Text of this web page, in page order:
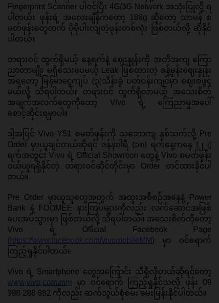
Fingerprint Scanner ပါဝင်ပြီး 4G/3G Network အသုံးပြုလို့ ရ
ပါတယ်။ ဖုန်းရဲ့ အလေးချိန်ကတော့ 188g ဆိုတော့ သာမန် စ
မတ်ဖုန်းတွေထက် ပိုမိုပါးလျတဲ့ဖုန်းတစ်လုံး ဖြစ်တယ်လို့ ဆိုနိုင်
ပါတယ်။
တရားဝင် ထွက်ရှိမယ့် နေ့ရက်နဲ့ ဈေးနှုန်းကို အတိအကျ ကြော
ညာတာမျိုး မရှိသေးပေမယ့် Leak ဖြစ်ထားတဲ့ ခန့်မှန်းဈေးနှုန်း
အရတော့ မြန်မာငွေကျပ် (၃)သိန်းခွဲ ပတ်ဝန်းကျင်မှာ ဈေးစဖွင့်
မယ်လို့ သိရပါတယ်။ တရားဝင် ထွက်ရှိလာမယ့် အသေးစိတ်
အချက်အလက်တွေကိုတော့ Vivo ရဲ့ ကြေညာမှုအပေါ်
စောင့်ဆိုင်းရမှာပါ။
ဒါ့အပြင် Vivo Y51 စမတ်ဖုန်းကို သဘောကျ နှစ်သက်လို့ Pre
Order မှာယူချင်တယ်ဆိုရင် ဇန်နဝါရီ (၁၈) ရက်နေ့ကနေ (၂၂)
ရက်အတွင်း Vivo ရဲ့ Official Showroon တွေနဲ့ Vivo စမတ်ဖုန်း
ဝယ်ယူရရှိနိုင်တဲ့ တရားဝင်ဆိုင်တိုင်းမှာ Order တင်ထားနိုင်ပါ
တယ်။
Pre Order မှာယူသူတွေအတွက် အထူးအစီစဉ််အနေနဲ့ Power
Bank နဲ့ FOOMEE နားကြပ်များကိုလည်း လက်ဆောင်အဖြစ်
ပေးအပ်သွားမှာ ဖြစ်တယ်လို့ သိရပါတယ်။ အသေးစိတ်ကိုတော့
Vivo ရဲ့ Official Facebook Page
( https://www.facebook.com/vivomobileMM ) မှာ ဝင်ရောက်
ကြည့်ရှုနိုင်ပါတယ်။
www.vivo.com.mm မှာ ဝင်ရောက် ကြည့်ရှုနိုင်သလို ဖုန်း 09
988 288 882 ကိုလည်း ဆက်သွယ်စုံစမ်း မေးမြန်းနိုင်ပါတယ်။